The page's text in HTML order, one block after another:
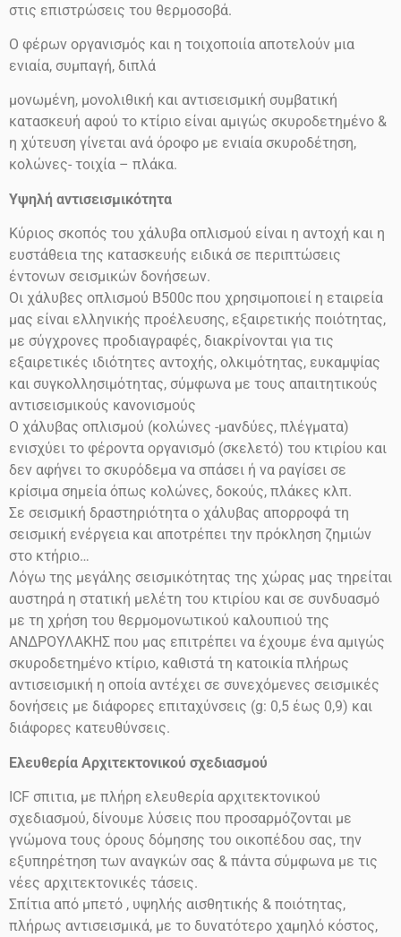
στις επιστρώσεις του θερμοσοβά.
Ο φέρων οργανισμός και η τοιχοποιία αποτελούν μια
ενιαία, συμπαγή, διπλά
μονωμένη, μονολιθική και αντισεισμική συμβατική
κατασκευή αφού το κτίριο είναι αμιγώς σκυροδετημένο &
η χύτευση γίνεται ανά όροφο με ενιαία σκυροδέτηση,
κολώνες- τοιχία – πλάκα.
Υψηλή αντισεισμικότητα
Κύριος σκοπός του χάλυβα οπλισμού είναι η αντοχή και η
ευστάθεια της κατασκευής ειδικά σε περιπτώσεις
έντονων σεισμικών δονήσεων.
Οι χάλυβες οπλισμού Β500c που χρησιμοποιεί η εταιρεία
μας είναι ελληνικής προέλευσης, εξαιρετικής ποιότητας,
με σύγχρονες προδιαγραφές, διακρίνονται για τις
εξαιρετικές ιδιότητες αντοχής, ολκιμότητας, ευκαμψίας
και συγκολλησιμότητας, σύμφωνα με τους απαιτητικούς
αντισεισμικούς κανονισμούς
Ο χάλυβας οπλισμού (κολώνες -μανδύες, πλέγματα)
ενισχύει το φέροντα οργανισμό (σκελετό) του κτιρίου και
δεν αφήνει το σκυρόδεμα να σπάσει ή να ραγίσει σε
κρίσιμα σημεία όπως κολώνες, δοκούς, πλάκες κλπ.
Σε σεισμική δραστηριότητα ο χάλυβας απορροφά τη
σεισμική ενέργεια και αποτρέπει την πρόκληση ζημιών
στο κτήριο…
Λόγω της μεγάλης σεισμικότητας της χώρας μας τηρείται
αυστηρά η στατική μελέτη του κτιρίου και σε συνδυασμό
με τη χρήση του θερμομονωτικού καλουπιού της
ΑΝΔΡΟΥΛΑΚΗΣ που μας επιτρέπει να έχουμε ένα αμιγώς
σκυροδετημένο κτίριο, καθιστά τη κατοικία πλήρως
αντισεισμική η οποία αντέχει σε συνεχόμενες σεισμικές
δονήσεις με διάφορες επιταχύνσεις (g: 0,5 έως 0,9) και
διάφορες κατευθύνσεις.
Ελευθερία Αρχιτεκτονικού σχεδιασμού
ICF σπιτια, με πλήρη ελευθερία αρχιτεκτονικού
σχεδιασμού, δίνουμε λύσεις που προσαρμόζονται με
γνώμονα τους όρους δόμησης του οικοπέδου σας, την
εξυπηρέτηση των αναγκών σας & πάντα σύμφωνα με τις
νέες αρχιτεκτονικές τάσεις.
Σπίτια από μπετό , υψηλής αισθητικής & ποιότητας,
πλήρως αντισεισμικά, με το δυνατότερο χαμηλό κόστος,